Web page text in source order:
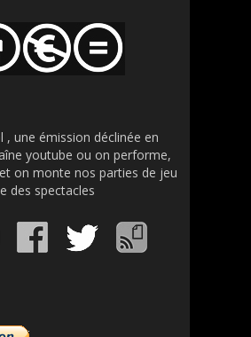
, une émission déclinée en
youtube ou on performe,
on monte nos parties de jeu
des spectacles